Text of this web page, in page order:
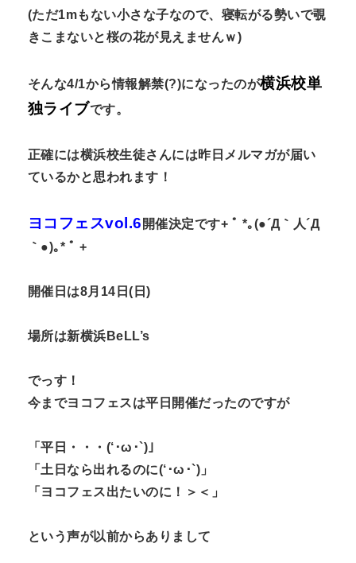
(ただ1mもない小さな子なので、寝転がる勢いで覗
きこまないと桜の花が見えませんｗ)
そんな4/1から情報解禁(?)になったのが横浜校単
独ライブです。
正確には横浜校生徒さんには昨日メルマガが届い
ているかと思われます！
ヨコフェスvol.6 開催決定です+ ﾟ *｡(●´Д｀人´Д
｀●)｡* ﾟ +
開催日は8月14日(日)
場所は新横浜BeLL’s
でっす！
今までヨコフェスは平日開催だったのですが
「平日・・・(‘･ω･`)」
「土日なら出れるのに(‘･ω･`)」
「ヨコフェス出たいのに！＞＜」
という声が以前からありまして